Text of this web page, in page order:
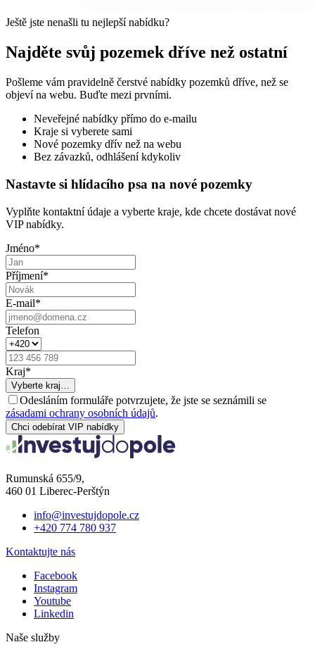
Ještě jste nenašli tu nejlepší nabídku?
Najděte svůj pozemek dříve než ostatní
Pošleme vám pravidelně čerstvé nabídky pozemků dříve, než se
objeví na webu. Buďte mezi prvními.
Neveřejné nabídky přímo do e-mailu
Kraje si vyberete sami
Nové pozemky dřív než na webu
Bez závazků, odhlášení kdykoliv
Nastavte si hlídacího psa na nové pozemky
Vyplňte kontaktní údaje a vyberte kraje, kde chcete dostávat nové
VIP nabídky.
Jméno*
Příjmení*
E-mail*
Telefon
Kraj*
Vyberte kraj…
Odesláním formuláře potvrzujete, že jste se seznámili se
zásadami ochrany osobních údajů.
Chci odebírat VIP nabídky
Rumunská 655/9,
460 01 Liberec-Perštýn
info@investujdopole.cz
+420 774 780 937
Kontaktujte nás
Facebook
Instagram
Youtube
Linkedin
Naše služby